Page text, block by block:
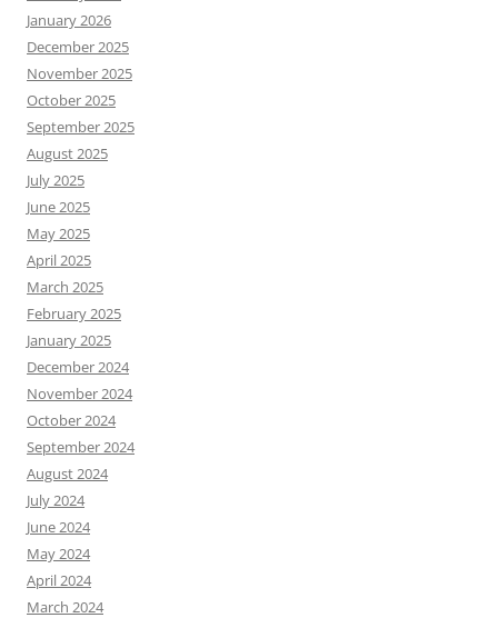
January 2026
December 2025
November 2025
October 2025
September 2025
August 2025
July 2025
June 2025
May 2025
April 2025
March 2025
February 2025
January 2025
December 2024
November 2024
October 2024
September 2024
August 2024
July 2024
June 2024
May 2024
April 2024
March 2024